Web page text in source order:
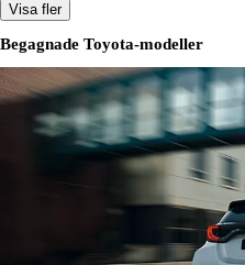
Visa fler
Begagnade Toyota-modeller